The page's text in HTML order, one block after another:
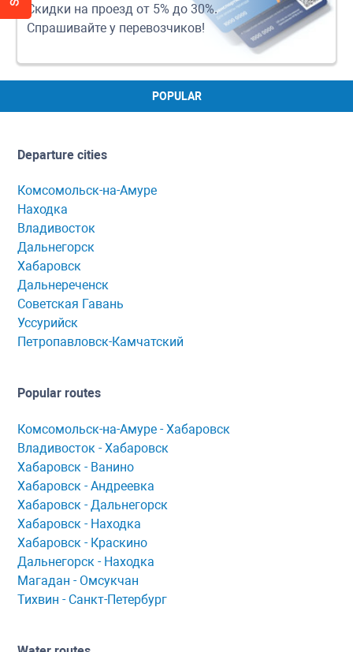
Скидки на проезд от 5% до 30%.
Спрашивайте у перевозчиков!
POPULAR
Departure cities
Комсомольск-на-Амуре
Находка
Владивосток
Дальнегорск
Хабаровск
Дальнереченск
Советская Гавань
Уссурийск
Петропавловск-Камчатский
Popular routes
Комсомольск-нa-Амуре - Хaбaровск
Владивосток - Хабаровск
Хaбaровск - Ванино
Хабаровск - Андреевка
Хабаровск - Дальнегорск
Хабаровск - Находка
Хабаровск - Краскино
Дальнегорск - Находка
Мaгaдaн - Омсукчaн
Тихвин - Сaнкт-Петербург